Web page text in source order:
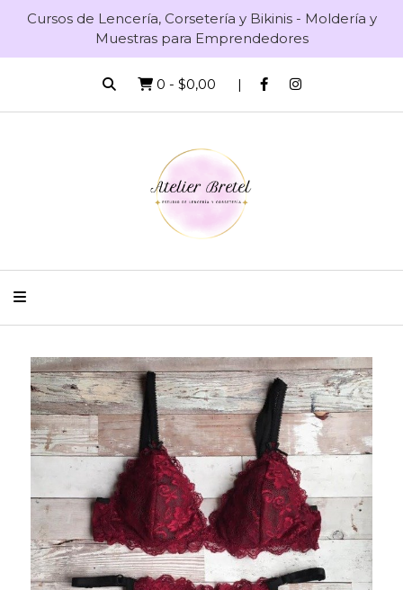
Cursos de Lencería, Corsetería y Bikinis - Moldería y
Muestras para Emprendedores
0 - $0,00